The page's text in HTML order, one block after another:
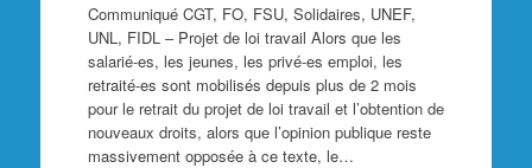
Communiqué CGT, FO, FSU, Solidaires, UNEF,
UNL, FIDL – Projet de loi travail Alors que les
salarié-es, les jeunes, les privé-es emploi, les
retraité-es sont mobilisés depuis plus de 2 mois
pour le retrait du projet de loi travail et l’obtention de
nouveaux droits, alors que l’opinion publique reste
massivement opposée à ce texte, le…